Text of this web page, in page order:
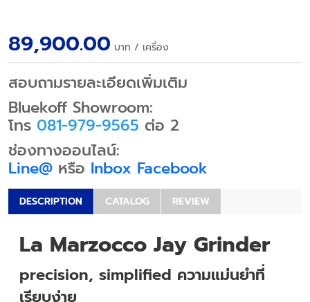
89,900.00 บาท / เครื่อง
สอบถามรายละเอียดเพิ่มเติม
Bluekoff Showroom:
โทร 081-979-9565 ต่อ 2
ช่องทางออนไลน์:
Line@ หรือ Inbox Facebook
DESCRIPTION CATALOG REVIEW
La Marzocco Jay Grinder
precision, simplified ความแม่นยำที่
เรียบง่าย